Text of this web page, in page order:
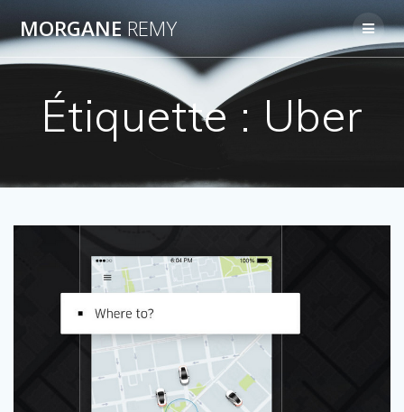
contenu
MORGANE REMY
Étiquette : Uber